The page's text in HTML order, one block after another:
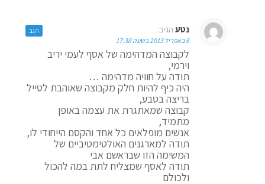
נטע הגיב:
6 באפריל 2013 בשעה 17:38
לקבוצה המדהימה של אסף לעמי יריב
וירמי,
תודה על חוויה מדהימה …
היה כיף להיות חלק מקבוצה שאוהבת לטייל
בריצה בטבע,
קבוצה שמאתגרת את עצמה באופן
מתמיד,
אנשים מופלאים כל אחד והקסם הייחודי לו,
תודה למארגנים האולטימטיביים של
המשימה הזו שבראשם אבי
תודה לאסף שמצליח לתת במה להכול
ולכולם
הגב